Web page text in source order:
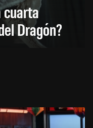
cuarta
Dragón?